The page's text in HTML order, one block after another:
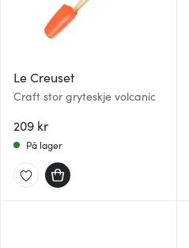
Le Creuset
Craft stor gryteskje volcanic
209 kr
På lager